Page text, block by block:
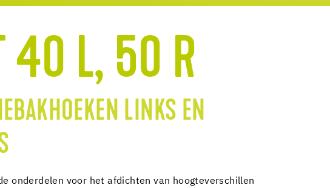
40 L, 50 R
LINKS EN
onderdelen voor het afdichten van hoogteverschillen